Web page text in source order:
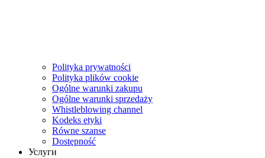
Polityka prywatności
Polityka plików cookie
Ogólne warunki zakupu
Ogólne warunki sprzedaży
Whistleblowing channel
Kodeks etyki
Równe szanse
Dostępność
Услуги